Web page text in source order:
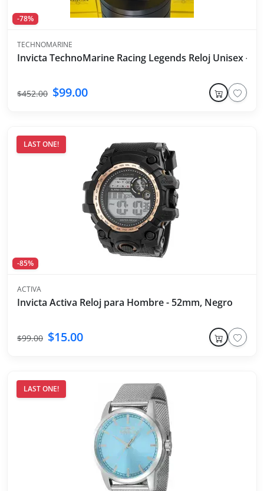
-78%
TECHNOMARINE
Invicta TechnoMarine Racing Legends Reloj Unisex -
$452.00 $99.00
LAST ONE!
-85%
ACTIVA
Invicta Activa Reloj para Hombre - 52mm, Negro
$99.00 $15.00
LAST ONE!